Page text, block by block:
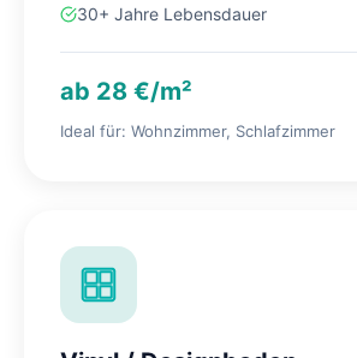
30+ Jahre Lebensdauer
ab 28 €/m²
Ideal für: Wohnzimmer, Schlafzimmer